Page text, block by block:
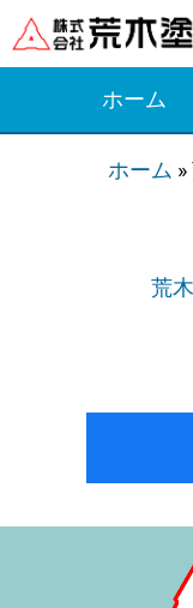
ホーム
ホーム »
荒